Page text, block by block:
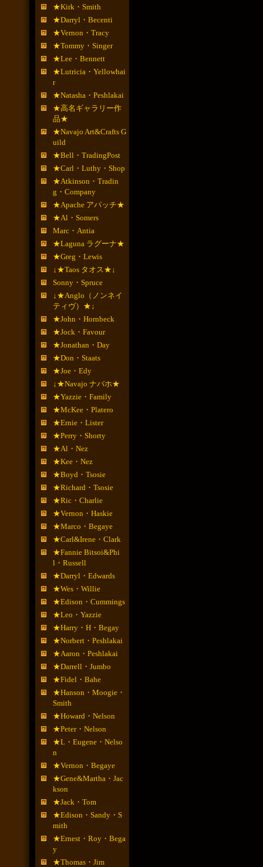
★Kirk・Smith
★Darryl・Becenti
★Vernon・Tracy
★Tommy・Singer
★Lee・Bennett
★Lutricia・Yellowhai
r
★Natasha・Peshlakai
★高名ギャラリー作
品★
★Navajo Art&Crafts G
uild
★Bell・TradingPost
★Carl・Luthy・Shop
★Atkinson・Tradin
g・Company
★Apache アパッチ★
★Al・Somers
Marc・Antia
★Laguna ラグーナ★
★Greg・Lewis
↓★Taos タオス★↓
Sonny・Spruce
↓★Anglo（ノンネイ
ティヴ）★↓
★John・Hornbeck
★Jock・Favour
★Jonathan・Day
★Don・Staats
★Joe・Edy
↓★Navajo ナバホ★
★Yazzie・Family
★McKee・Platero
★Ernie・Lister
★Perry・Shorty
★Al・Nez
★Kee・Nez
★Boyd・Tsosie
★Richard・Tsosie
★Ric・Charlie
★Vernon・Haskie
★Marco・Begaye
★Carl&Irene・Clark
★Fannie Bitsoi&Phi
l・Russell
★Darryl・Edwards
★Wes・Willie
★Edison・Cummings
★Leo・Yazzie
★Harry・H・Begay
★Norbert・Peshlakai
★Aaron・Peshlakai
★Darrell・Jumbo
★Fidel・Bahe
★Hanson・Moogie・
Smith
★Howard・Nelson
★Peter・Nelson
★L・Eugene・Nelso
n
★Vernon・Begaye
★Gene&Martha・Jac
kson
★Jack・Tom
★Edison・Sandy・S
mith
★Ernest・Roy・Bega
y
★Thomas・Jim